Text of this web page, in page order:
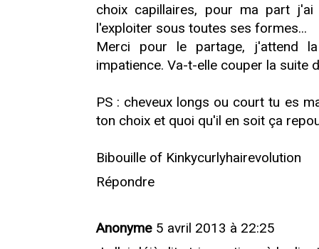
choix capillaires, pour ma part
l'exploiter sous toutes ses formes...
Merci pour le partage, j'attend
impatience. Va-t-elle couper la suite
PS : cheveux longs ou court tu es
ton choix et quoi qu'il en soit ça
Bibouille of Kinkycurlyhairevolution
Répondre
Anonyme 5 avril 2013 à 22:25